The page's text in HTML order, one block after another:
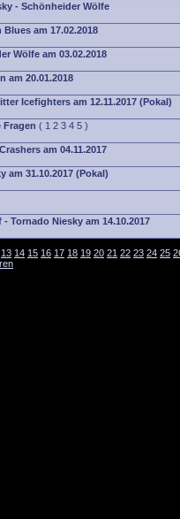
- Schönheider Wölfe
am 17.02.2018
Wölfe am 03.02.2018
am 20.01.2018
Icefighters am 12.11.2017 (Pokal)
Fragen ( 1 2 3 4 5 )
am 04.11.2017
am 31.10.2017 (Pokal)
Tornado Niesky am 14.10.2017
13 14 15 16 17 18 19 20 21 22 23 24 25